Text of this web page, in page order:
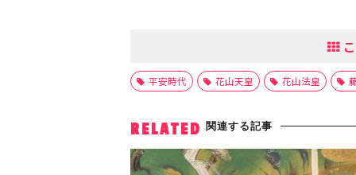
平安時代 花山天皇 花山法皇
RELATED 関連する記事